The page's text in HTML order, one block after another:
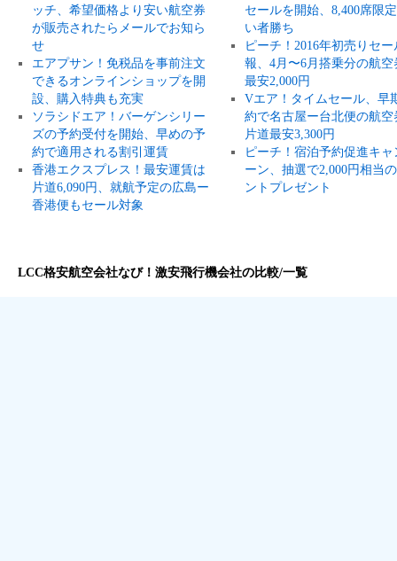
ッチ、希望価格より安い航空券
が販売されたらメールでお知ら
せ
エアプサン！免税品を事前注文
できるオンラインショップを開
設、購入特典も充実
ソラシドエア！バーゲンシリー
ズの予約受付を開始、早めの予
約で適用される割引運賃
香港エクスプレス！最安運賃は
片道6,090円、就航予定の広島ー
香港便もセール対象
セールを開始、8,400席限
い者勝ち
ピーチ！2016年初売りセー
報、4月〜6月搭乗分の航空
最安2,000円
Vエア！タイムセール、早
約で名古屋ー台北便の航空
片道最安3,300円
ピーチ！宿泊予約促進キャ
ーン、抽選で2,000円相当
ントプレゼント
LCC格安航空会社なび！激安飛行機会社の比較/一覧